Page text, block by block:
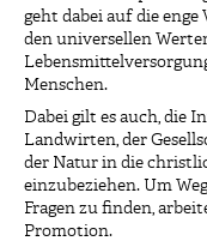
geht dabei auf die
den universellen
Menschen.
Dabei gilt es auch, die
Landwirten, der
der Natur in die
einzubeziehen. Um
Fragen zu finden,
Promotion.